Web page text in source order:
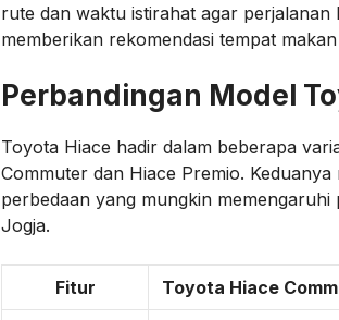
rute dan waktu istirahat agar
memberikan rekomendasi tempat
Perbandingan Model
Toyota Hiace hadir dalam beberapa
Commuter dan Hiace Premio.
perbedaan yang mungkin
Jogja.
Fitur Toyota Hiace